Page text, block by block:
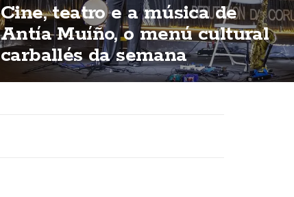
Cine, teatro e a música de
Antía Muíño, o menú cultural
carballés da semana